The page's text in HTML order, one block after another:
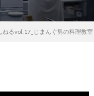
るvol.17_じまんぐ男の料理教